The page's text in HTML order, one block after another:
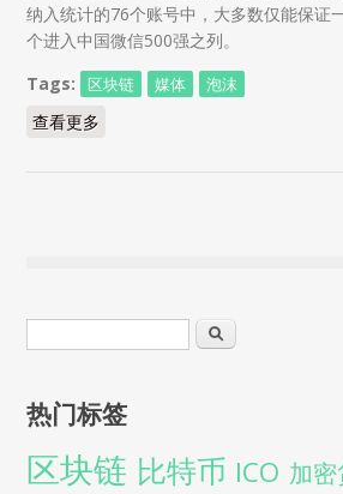
纳入统计的76个账号中，大多数仅能保证
个进入中国微信500强之列。
Tags:
区块链 媒体 泡沫
查看更多
搜索表单 搜索
热门标签
区块链 比特币 ICO 加